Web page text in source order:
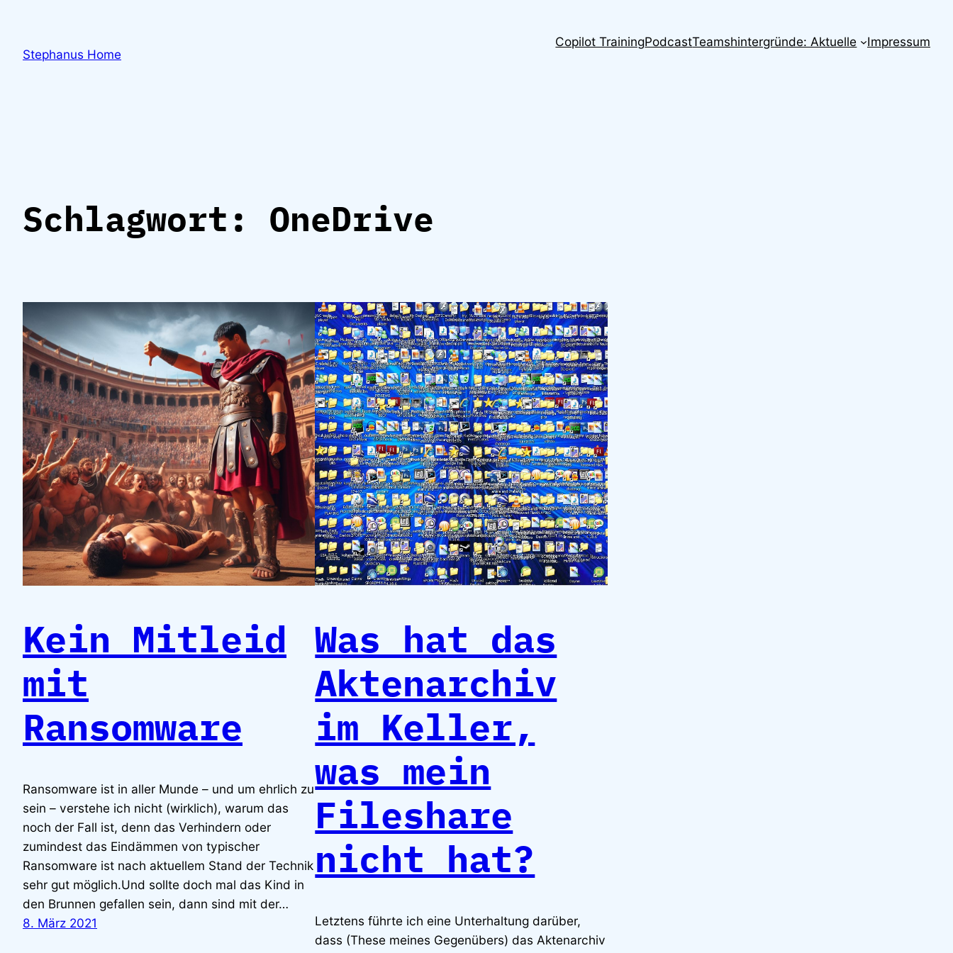
springenStephanus Home
Copilot TrainingPodcastTeamshintergründe: Aktuelle Impressum
Schlagwort: OneDrive
Kein Mitleid
mit
Ransomware
Ransomware ist in aller Munde – und um ehrlich zu
sein – verstehe ich nicht (wirklich), warum das
noch der Fall ist, denn das Verhindern oder
zumindest das Eindämmen von typischer
Ransomware ist nach aktuellem Stand der Technik
sehr gut möglich.Und sollte doch mal das Kind in
den Brunnen gefallen sein, dann sind mit der…
8. März 2021
Was hat das
Aktenarchiv
im Keller,
was mein
Fileshare
nicht hat?
Letztens führte ich eine Unterhaltung darüber,
dass (These meines Gegenübers) das Aktenarchiv